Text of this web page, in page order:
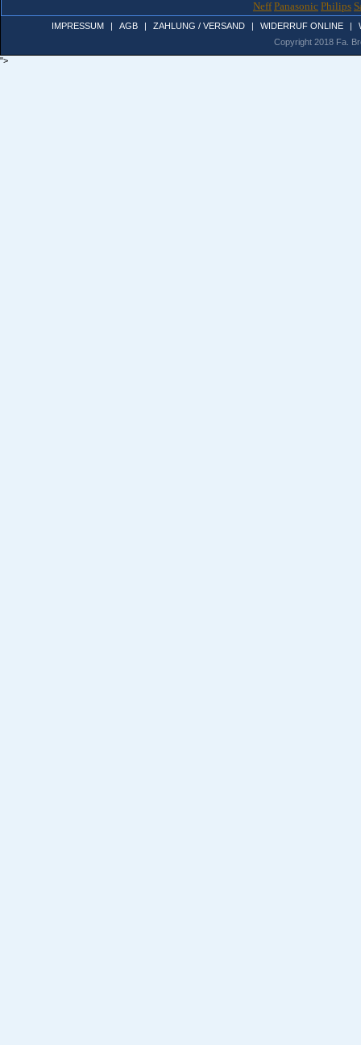
Neff Panasonic Philips
IMPRESSUM | AGB | ZAHLUNG / VERSAND | WIDERRUF ONLINE |
Copyright 2018 Fa.
">